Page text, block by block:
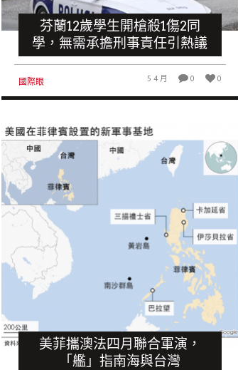
芬蘭12歲學生開槍殺1傷2同
學，無需承擔刑事責任引熱議
國際眼 5 4 月 0 0
美菲攜澳法四月聯合軍演，
「艦」指南海與台灣